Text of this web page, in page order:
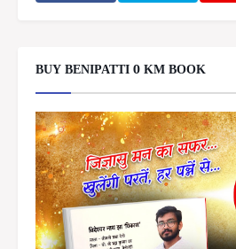
BUY BENIPATTI 0 KM BOOK